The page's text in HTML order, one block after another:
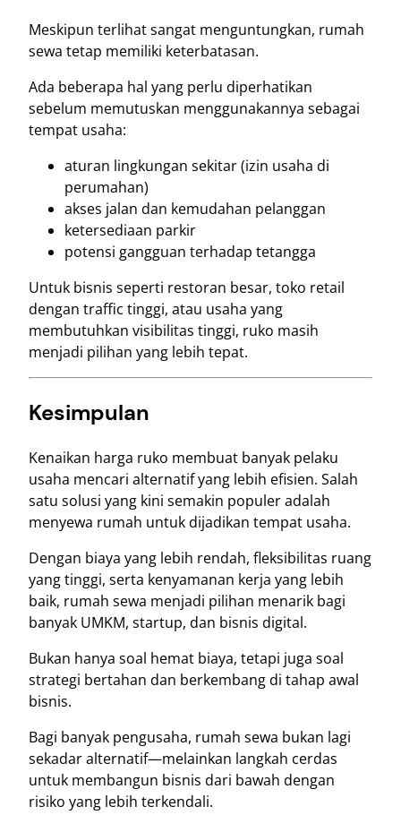
Meskipun terlihat sangat menguntungkan, rumah
sewa tetap memiliki keterbatasan.
Ada beberapa hal yang perlu diperhatikan
sebelum memutuskan menggunakannya sebagai
tempat usaha:
aturan lingkungan sekitar (izin usaha di
perumahan)
akses jalan dan kemudahan pelanggan
ketersediaan parkir
potensi gangguan terhadap tetangga
Untuk bisnis seperti restoran besar, toko retail
dengan traffic tinggi, atau usaha yang
membutuhkan visibilitas tinggi, ruko masih
menjadi pilihan yang lebih tepat.
Kesimpulan
Kenaikan harga ruko membuat banyak pelaku
usaha mencari alternatif yang lebih efisien. Salah
satu solusi yang kini semakin populer adalah
menyewa rumah untuk dijadikan tempat usaha.
Dengan biaya yang lebih rendah, fleksibilitas ruang
yang tinggi, serta kenyamanan kerja yang lebih
baik, rumah sewa menjadi pilihan menarik bagi
banyak UMKM, startup, dan bisnis digital.
Bukan hanya soal hemat biaya, tetapi juga soal
strategi bertahan dan berkembang di tahap awal
bisnis.
Bagi banyak pengusaha, rumah sewa bukan lagi
sekadar alternatif—melainkan langkah cerdas
untuk membangun bisnis dari bawah dengan
risiko yang lebih terkendali.